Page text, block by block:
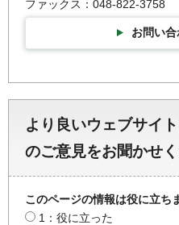
ファックス：048-822-3758
お問い
より良いウェブサイ
のご意見をお聞かせ
このページの情報は役に立ち
1：役に立った